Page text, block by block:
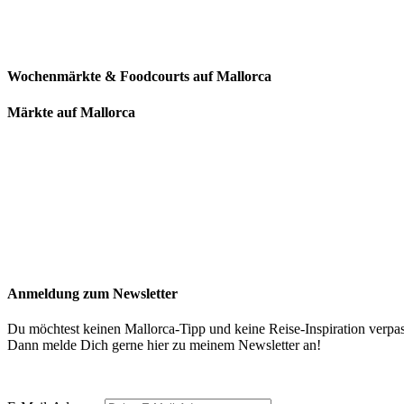
Wochenmärkte & Foodcourts auf Mallorca
Märkte auf Mallorca
Anmeldung zum Newsletter
Du möchtest keinen Mallorca-Tipp und keine Reise-Inspiration
Dann melde Dich gerne hier zu meinem Newsletter an!